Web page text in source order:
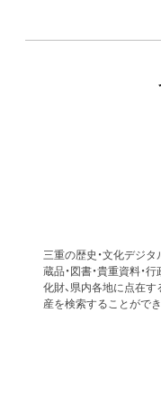
三重の歴史・文化デジ
蔵品・図書・貴重資料・
化財、県内各地に点在
産を検索することができ